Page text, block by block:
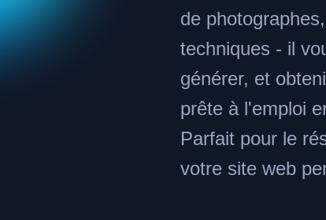
de
techniques - il
générer, et
prête à l'emploi
Parfait pour le
votre site web